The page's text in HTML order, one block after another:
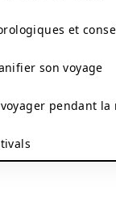
et
son voyage
pendant la